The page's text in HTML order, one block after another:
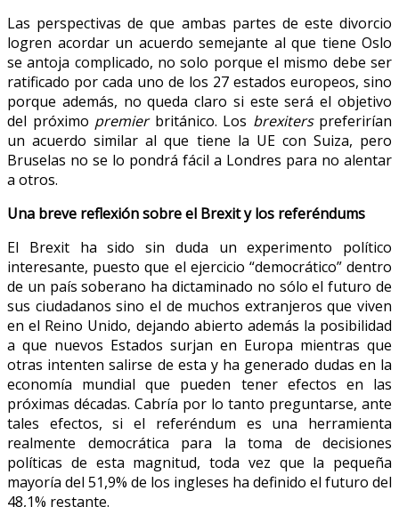
Las perspectivas de que ambas partes de este divorcio
logren acordar un acuerdo semejante al que tiene Oslo
se antoja complicado, no solo porque el mismo debe ser
ratificado por cada uno de los 27 estados europeos, sino
porque además, no queda claro si este será el objetivo
del próximo premierbritánico. Los brexiterspreferirían
un acuerdo similar al que tiene la UE con Suiza, pero
Bruselas no se lo pondrá fácil a Londres para no alentar
a otros.
Una breve reflexión sobre el Brexit y los referéndums
El Brexit ha sido sin duda un experimento político
interesante, puesto que el ejercicio “democrático” dentro
de un país soberano ha dictaminado no sólo el futuro de
sus ciudadanos sino el de muchos extranjeros que viven
en el Reino Unido, dejando abierto además la posibilidad
a que nuevos Estados surjan en Europa mientras que
otras intenten salirse de esta y ha generado dudas en la
economía mundial que pueden tener efectos en las
próximas décadas. Cabría por lo tanto preguntarse, ante
tales efectos, si el referéndum es una herramienta
realmente democrática para la toma de decisiones
políticas de esta magnitud, toda vez que la pequeña
mayoría del 51,9% de los ingleses ha definido el futuro del
48,1% restante.